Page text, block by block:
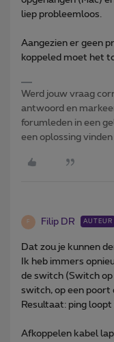
liep probleemloos.
Aangezien er geen
koppeled moet het
Werd jouw vraag
antwoord en
forumleden in een
een oplossing vinden
F Filip DR AUTEUR
Dat zou je kunnen
Ik heb immers
de switch (Switch
switch, op een poort
Resultaat: ping
Afkoppelen kabel